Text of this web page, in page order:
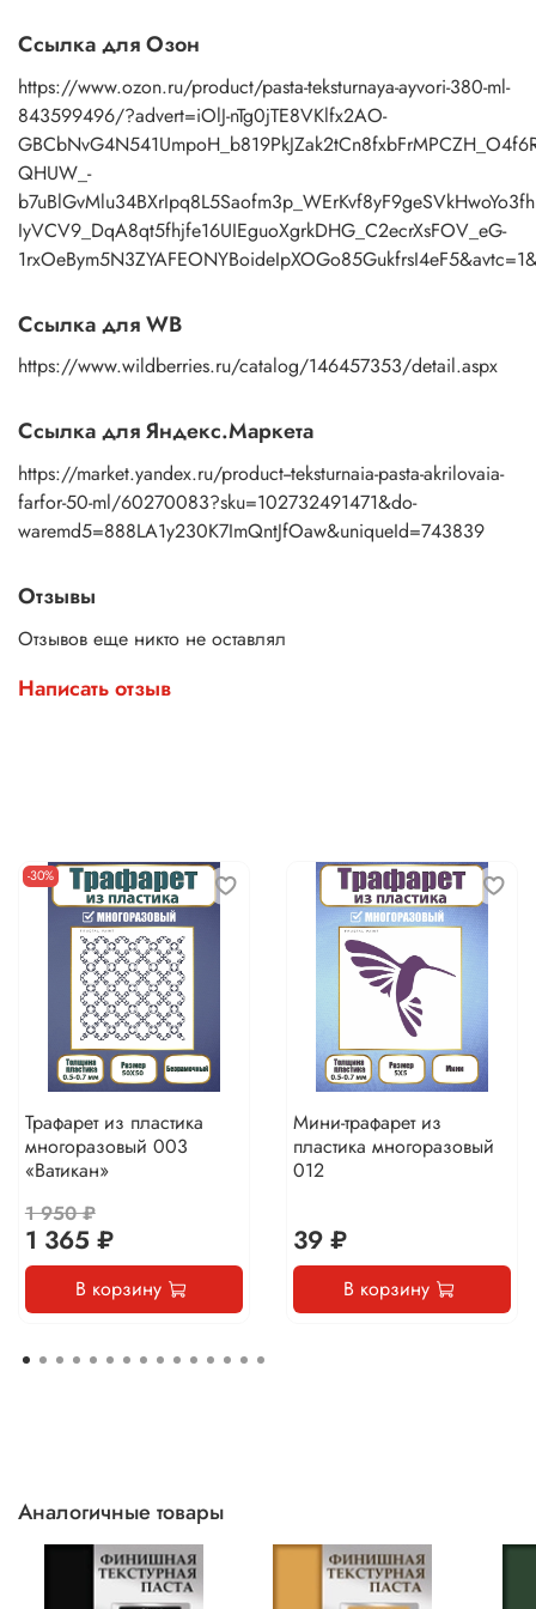
Ссылка для Озон
https://www.ozon.ru/product/pasta-teksturnaya-ayvori-380-ml-
843599496/?advert=iOlJ-nTg0jTE8VKlfx2AO-
QHUW_-
IyVCV9_DqA8qt5fhjfe16UIEguoXgrkDHG_C2ecrXsFOV_eG-
Ссылка для WB
https://www.wildberries.ru/catalog/146457353/detail.aspx
Ссылка для Яндекс.Маркета
https://market.yandex.ru/product--teksturnaia-pasta-akrilovaia-
farfor-50-ml/60270083?sku=102732491471&do-
waremd5=888LA1y230K7ImQntJfOaw&uniqueId=743839
Отзывы
Отзывов еще никто не оставлял
Написать отзыв
-30%
Трафарет из пластика
многоразовый 003
«Ватикан»
1 950 ₽
1 365 ₽
В корзину
Мини-трафарет из
пластика многоразовый
012
39 ₽
В корзину
Аналогичные товары